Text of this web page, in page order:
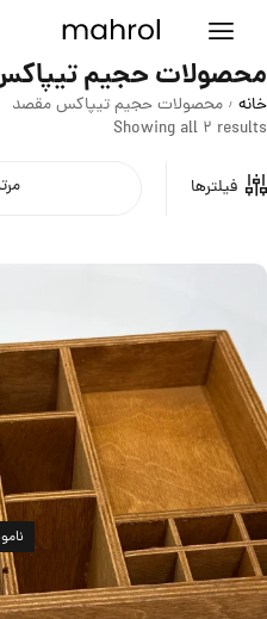
محصولات حجیم
خانه / محصولات حجیم تیپاکس مقصد
Showing all 2 results
فیلترها